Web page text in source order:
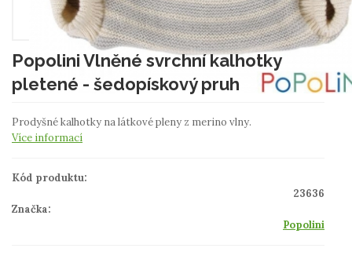
Popolini Vlněné svrchní kalhotky
pletené - šedopískový pruh
Prodyšné kalhotky na látkové pleny z merino vlny.
Více informací
Kód produktu:
23636
Značka:
Popolini